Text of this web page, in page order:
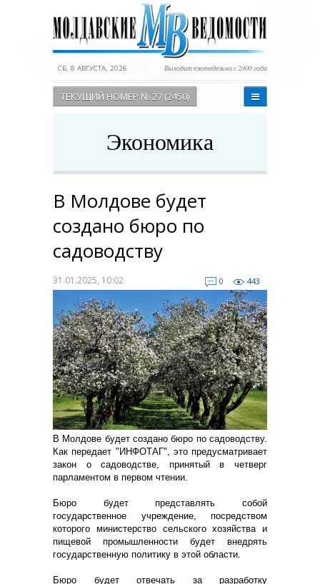
СБ, 8 АВГУСТА, 2026 Выходит еженедельно с 2000 года
ТЕКУЩИЙ НОМЕР № 27 (2450)
Экономика
В Молдове будет
создано бюро по
садоводству
31.01.2025, 10:02 0 443
В Молдове будет создано бюро по садоводству.
Как передает "ИНФОТАГ", это предусматривает
закон о садоводстве, принятый в четверг
парламентом в первом чтении.
Бюро будет представлять собой
государственное учреждение, посредством
которого министерство сельского хозяйства и
пищевой промышленности будет внедрять
государственную политику в этой области.
Бюро будет отвечать за разработку